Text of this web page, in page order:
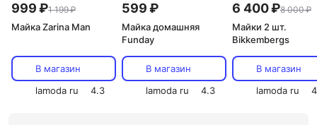
999 ₽1 199 ₽
Майка Zarina Man
В магазин
lamoda ru
4.3
599 ₽
Майка домашняя
Funday
В магазин
lamoda ru
4.3
6 400 ₽8 000 ₽
Майки 2 шт.
Bikkembergs
В магазин
lamoda ru